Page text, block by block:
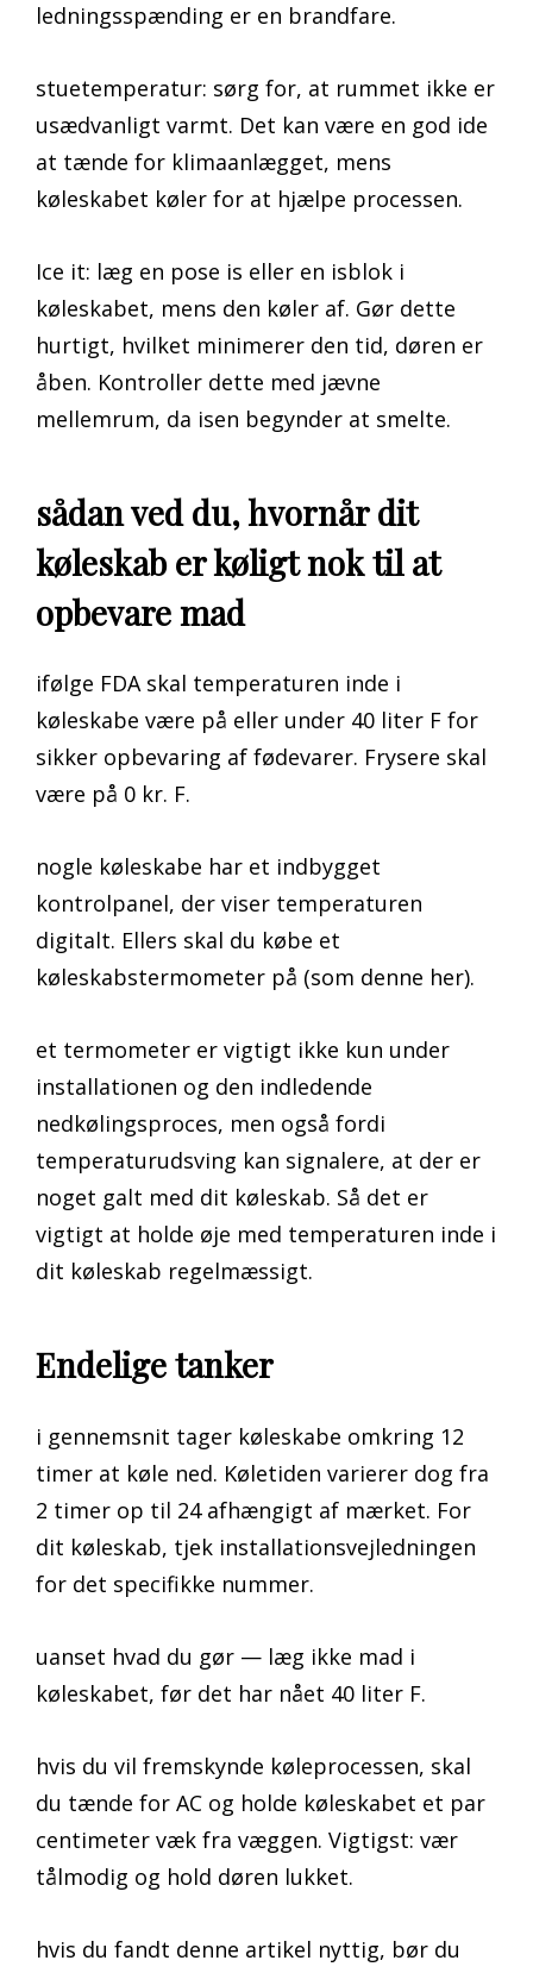
ledningsspænding er en brandfare.
stuetemperatur: sørg for, at rummet ikke er
usædvanligt varmt. Det kan være en god ide
at tænde for klimaanlægget, mens
køleskabet køler for at hjælpe processen.
Ice it: læg en pose is eller en isblok i
køleskabet, mens den køler af. Gør dette
hurtigt, hvilket minimerer den tid, døren er
åben. Kontroller dette med jævne
mellemrum, da isen begynder at smelte.
sådan ved du, hvornår dit
køleskab er køligt nok til at
opbevare mad
ifølge FDA skal temperaturen inde i
køleskabe være på eller under 40 liter F for
sikker opbevaring af fødevarer. Frysere skal
være på 0 kr. F.
nogle køleskabe har et indbygget
kontrolpanel, der viser temperaturen
digitalt. Ellers skal du købe et
køleskabstermometer på (som denne her).
et termometer er vigtigt ikke kun under
installationen og den indledende
nedkølingsproces, men også fordi
temperaturudsving kan signalere, at der er
noget galt med dit køleskab. Så det er
vigtigt at holde øje med temperaturen inde i
dit køleskab regelmæssigt.
Endelige tanker
i gennemsnit tager køleskabe omkring 12
timer at køle ned. Køletiden varierer dog fra
2 timer op til 24 afhængigt af mærket. For
dit køleskab, tjek installationsvejledningen
for det specifikke nummer.
uanset hvad du gør — læg ikke mad i
køleskabet, før det har nået 40 liter F.
hvis du vil fremskynde køleprocessen, skal
du tænde for AC og holde køleskabet et par
centimeter væk fra væggen. Vigtigst: vær
tålmodig og hold døren lukket.
hvis du fandt denne artikel nyttig, bør du